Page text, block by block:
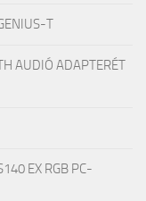
T
AUDIÓ ADAPTERÉT
EX RGB PC-